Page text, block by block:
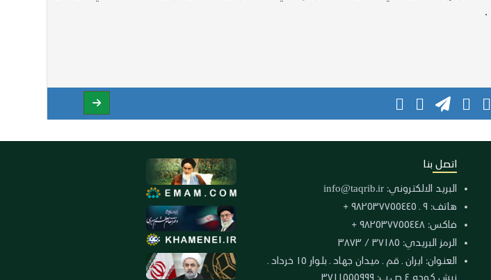
اتصل بنا
البريد الالكتروني: info@taqrib.ir
هاتف: ٩ ـ ٩٨٢٥٣٧٧٥٥٤٤٥ +
فاكس: ٩٨٢٥٣٧٧٥٥٤٤٨ +
الرمز البريدي: ٣٧١٨٥ / ٣٨٧٣
العنوان: ايران ـ قم ـ ميدان جهاد ـ بلوار ١٥ خرداد ـ
نبش كوجه ٤ ص.ب: ٣٧١١٥٥٥٩٩٩